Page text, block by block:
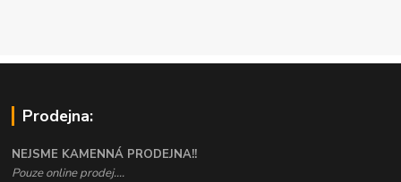
Prodejna:
NEJSME KAMENNÁ PRODEJNA!!
Pouze online prodej....